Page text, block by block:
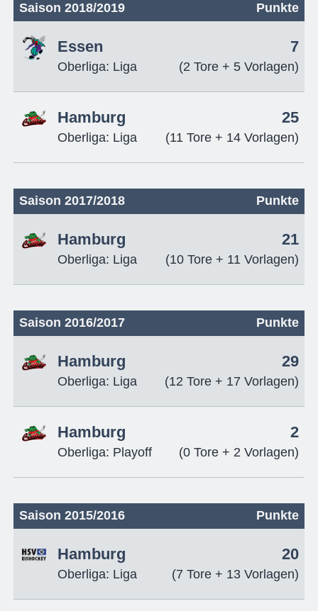
Saison 2018/2019 Punkte
Essen
Oberliga: Liga
7
(2 Tore + 5 Vorlagen)
Hamburg
Oberliga: Liga
25
(11 Tore + 14 Vorlagen)
Saison 2017/2018 Punkte
Hamburg
Oberliga: Liga
21
(10 Tore + 11 Vorlagen)
Saison 2016/2017 Punkte
Hamburg
Oberliga: Liga
29
(12 Tore + 17 Vorlagen)
Hamburg
Oberliga: Playoff
2
(0 Tore + 2 Vorlagen)
Saison 2015/2016 Punkte
Hamburg
Oberliga: Liga
20
(7 Tore + 13 Vorlagen)